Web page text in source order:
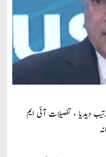
دیدیا ، تفصیلات آئی ایم